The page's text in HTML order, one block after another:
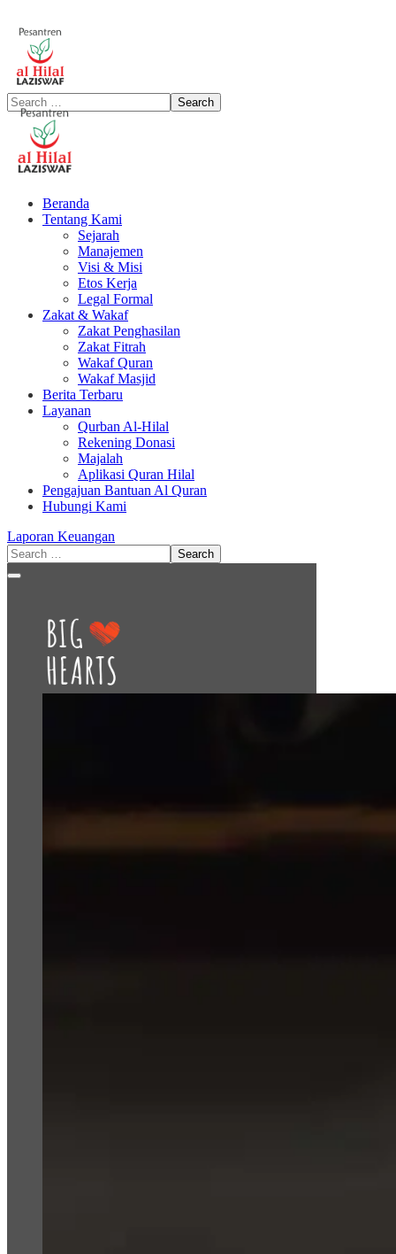
Beranda
Tentang Kami
Sejarah
Manajemen
Visi & Misi
Etos Kerja
Legal Formal
Zakat & Wakaf
Zakat Penghasilan
Zakat Fitrah
Wakaf Quran
Wakaf Masjid
Berita Terbaru
Layanan
Qurban Al-Hilal
Rekening Donasi
Majalah
Aplikasi Quran Hilal
Pengajuan Bantuan Al Quran
Hubungi Kami
Laporan Keuangan